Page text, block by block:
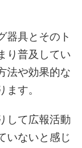
器具とそのト
り普及してい
法や効果的な
す。
して広報活動
いないと感じ